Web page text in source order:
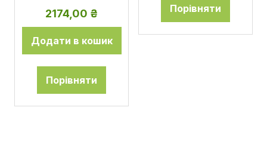
2174,00 ₴
Додати в кошик
Порівняти
Порівняти